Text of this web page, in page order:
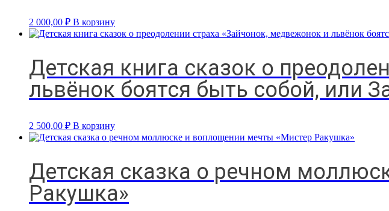
2 000,00 ₽ В корзину
Детская книга сказок о
львёнок боятся быть собой, или
2 500,00 ₽ В корзину
Детская сказка о речном
Ракушка»